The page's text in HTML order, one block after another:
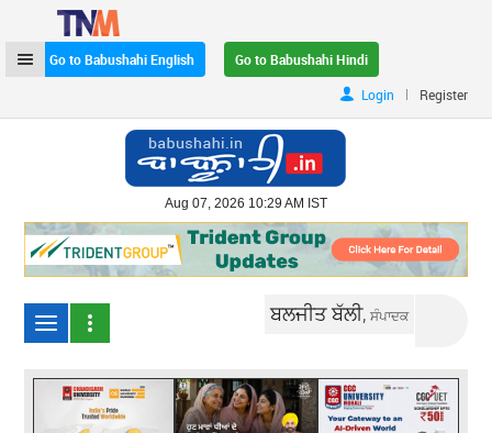
Go to Babushahi English
Go to Babushahi Hindi
Login
| Register
Aug 07, 2026 10:29 AM IST
ਬਲਜੀਤ ਬੱਲੀ,ਸੰਪਾਦਕ